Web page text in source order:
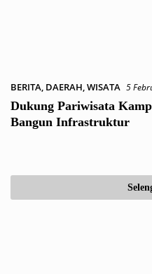
BERITA, DAERAH,WISATA 5
Dukung Pariwisata
Bangun Infrastruktur